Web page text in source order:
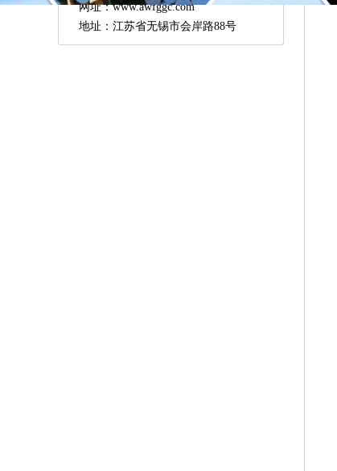
网址：www.awfggc.com
地址：江苏省无锡市会岸路88号